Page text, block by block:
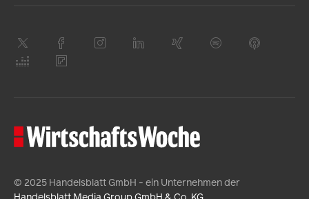
© 2025 Handelsblatt GmbH - ein Unternehmen der